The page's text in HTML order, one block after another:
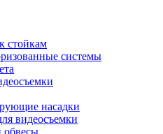
стойкам
системы
насадки
видеосъемки
обвесы